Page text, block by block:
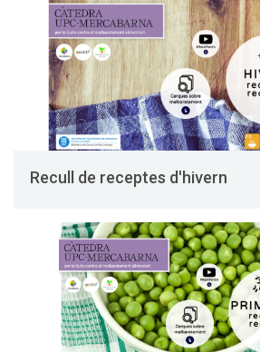
Recull de receptes d'hivern